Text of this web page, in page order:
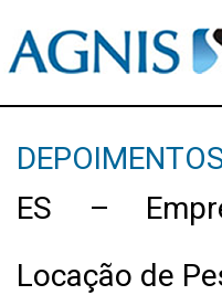
ES –
Locação de